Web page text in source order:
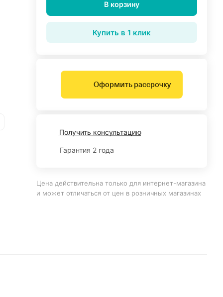
В корзину
Купить в 1 клик
Оформить рассрочку
Получить консультацию
Гарантия 2 года
Цена действительна только для интернет-магазина
и может отличаться от цен в розничных магазинах